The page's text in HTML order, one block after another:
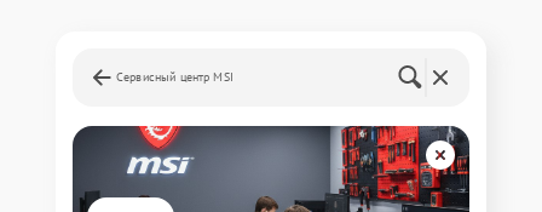
Сервисный центр MSI